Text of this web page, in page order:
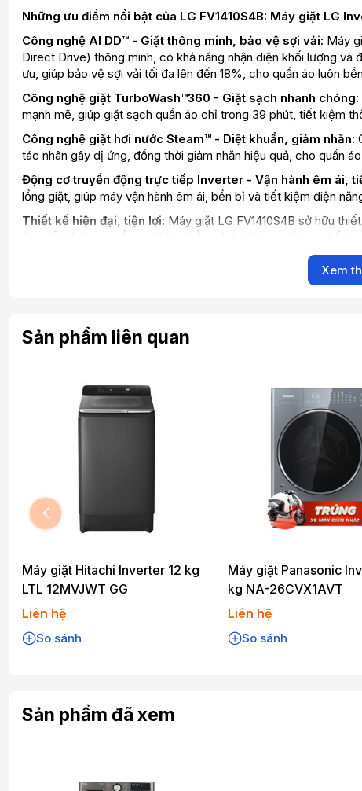
Những ưu điểm nổi bật của LG FV1410S4B: Máy giặt LG
Công nghệ AI DD™ - Giặt thông minh, bảo vệ sợi vải: Máy
Direct Drive) thông minh, có khả năng nhận diện khối lượng
ưu, giúp bảo vệ sợi vải tối đa lên đến 18%, cho quần áo luôn
Công nghệ giặt TurboWash™360 - Giặt sạch nhanh chóng:
mạnh mẽ, giúp giặt sạch quần áo chỉ trong 39 phút, tiết kiệm
Công nghệ giặt hơi nước Steam™ - Diệt khuẩn, giảm nhăn:
tác nhân gây dị ứng, đồng thời giảm nhăn hiệu quả, cho quần
Động cơ truyền động trực tiếp Inverter - Vận hành êm ái,
lồng giặt, giúp máy vận hành êm ái, bền bỉ và tiết kiệm điện
Thiết kế hiện đại, tiện lợi: Máy giặt LG FV1410S4B sở hữu
ứng dễ sử dụng. Lồng giặt làm bằng thép không gỉ, hạn chế vi
Kết nối thông minh thông qua ứng dụng LG ThinQ™:
Bạn
và theo dõi tiến trình giặt một cách dễ dàng ngay trên điện thoại
Chẩn đoán thông minh Smart Diagnosis™:
FV1410S4B
Loại máy giặt:Lồng ngang
Số chương trình giặt:
14
LG ThinQ™
Kích thước: 600 x 850 x 560 mm (Cần xác minh lại)
Trọng lượng:67 kg (Cần xác minh lại)
Bảo hành:
Xem
Sản phẩm liên quan
Máy giặt Hitachi Inverter 12 kg
LTL 12MVJWT GG
Liên hệ
So sánh
Máy giặt Panasonic
kg NA-26CVX1AVT
Liên hệ
So sánh
Sản phẩm đã xem